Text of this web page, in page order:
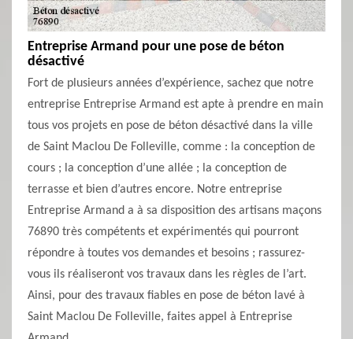
Entreprise Armand pour une pose de béton
désactivé
Fort de plusieurs années d’expérience, sachez que notre
entreprise Entreprise Armand est apte à prendre en main
tous vos projets en pose de béton désactivé dans la ville
de Saint Maclou De Folleville, comme : la conception de
cours ; la conception d’une allée ; la conception de
terrasse et bien d’autres encore. Notre entreprise
Entreprise Armand a à sa disposition des artisans maçons
76890 très compétents et expérimentés qui pourront
répondre à toutes vos demandes et besoins ; rassurez-
vous ils réaliseront vos travaux dans les règles de l’art.
Ainsi, pour des travaux fiables en pose de béton lavé à
Saint Maclou De Folleville, faites appel à Entreprise